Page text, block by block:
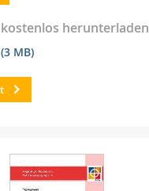
herunterladen
(3 MB)